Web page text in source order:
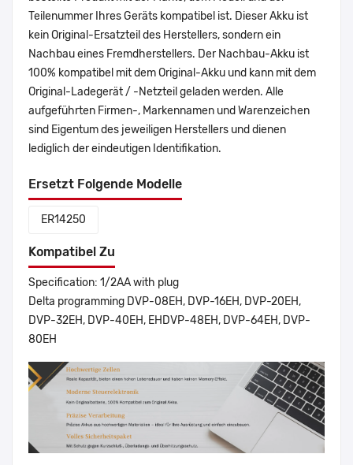
Teilenummer Ihres Geräts kompatibel ist. Dieser Akku ist
kein Original-Ersatzteil des Herstellers, sondern ein
Nachbau eines Fremdherstellers. Der Nachbau-Akku ist
100% kompatibel mit dem Original-Akku und kann mit dem
Original-Ladegerät / -Netzteil geladen werden. Alle
aufgeführten Firmen-, Markennamen und Warenzeichen
sind Eigentum des jeweiligen Herstellers und dienen
lediglich der eindeutigen Identifikation.
Ersetzt Folgende Modelle
ER14250
Kompatibel Zu
Specification: 1/2AA with plug
Delta programming DVP-08EH, DVP-16EH, DVP-20EH,
DVP-32EH, DVP-40EH, EHDVP-48EH, DVP-64EH, DVP-
80EH